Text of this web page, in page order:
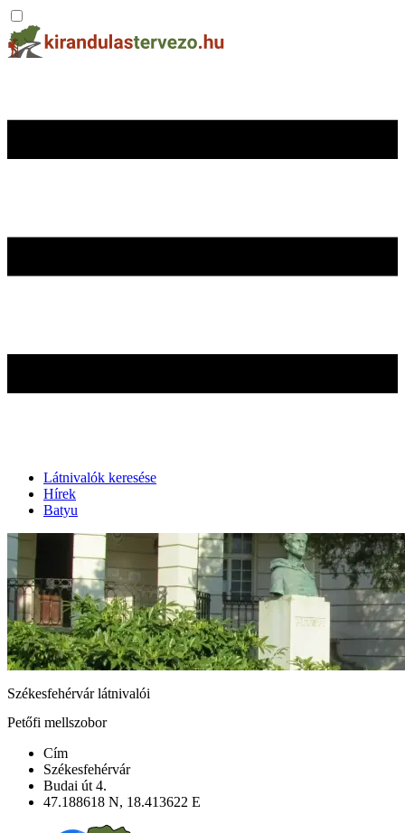
Látnivalók keresése
Hírek
Batyu
Székesfehérvár látnivalói
Petőfi mellszobor
Cím
Székesfehérvár
Budai út 4.
47.188618 N, 18.413622 E